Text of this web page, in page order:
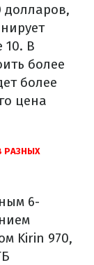
долларов,
10. В
более
более
цена
РАЗНЫХ
6-
Kirin 970,